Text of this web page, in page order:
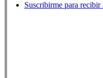
Suscribirme para